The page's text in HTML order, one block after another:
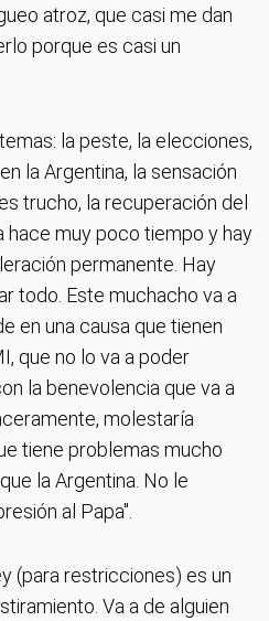
atroz, que casi me dan
porque es casi un
la peste, la elecciones,
la Argentina, la sensación
trucho, la recuperación del
hace muy poco tiempo y hay
permanente. Hay
todo. Este muchacho va a
en una causa que tienen
que no lo va a poder
la benevolencia que va a
molestaría
tiene problemas mucho
la Argentina. No le
al Papa".
(para restricciones) es un
Va a de alguien